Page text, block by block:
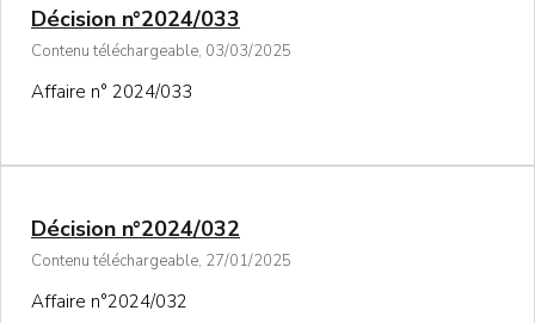
Décision n°2024/033
Contenu téléchargeable, 03/03/2025
Affaire n° 2024/033
Décision n°2024/032
Contenu téléchargeable, 27/01/2025
Affaire n°2024/032